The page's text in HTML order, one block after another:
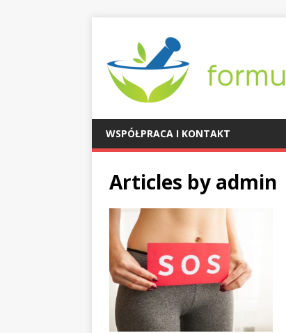
WSPÓŁPRACA I KONTAKT
Articles by admin